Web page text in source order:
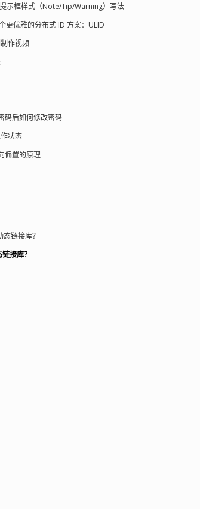
示框样式（Note/Tip/Warning）写法
更优雅的分布式 ID 方案：ULID
作视频
码后如何修改密码
状态
偏置的原理
链接库？
接库？